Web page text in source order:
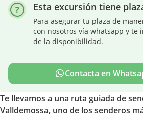
Esta excursión tiene
Para asegurar tu plaza de
con nosotros vía whatsapp y te
de la disponibilidad.
Contacta en
Te llevamos a una ruta guiada de
Valldemossa, uno de los senderos